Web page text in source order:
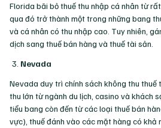
Florida bãi bỏ thuế thu nhập cá nhân từ
qua đó trở thành một trong những bang
và cá nhân có thu nhập cao. Tuy nhiên,
dịch sang thuế bán hàng và thuế tài sản.
Nevada
Nevada duy trì chính sách không thu thuế
thu lớn từ ngành du lịch, casino và khách
tiểu bang còn đến từ các loại thuế bán
vực), thuế đánh vào các mặt hàng có khả